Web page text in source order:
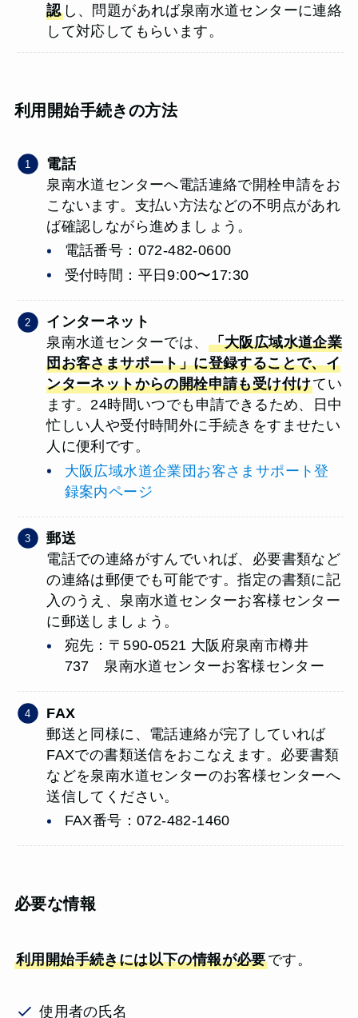
認し、問題があれば泉南水道センターに連絡
して対応してもらいます。
利用開始手続きの方法
電話
泉南水道センターへ電話連絡で開栓申請をお
こないます。支払い方法などの不明点があれ
ば確認しながら進めましょう。
電話番号：072-482-0600
受付時間：平日9:00〜17:30
インターネット
泉南水道センターでは、 「大阪広域水道企業
団お客さまサポート」に登録することで、イ
ンターネットからの開栓申請も受け付けてい
ます。24時間いつでも申請できるため、日中
忙しい人や受付時間外に手続きをすませたい
人に便利です。
大阪広域水道企業団お客さまサポート登
録案内ページ
郵送
電話での連絡がすんでいれば、必要書類など
の連絡は郵便でも可能です。指定の書類に記
入のうえ、泉南水道センターお客様センター
に郵送しましょう。
宛先：〒590-0521 大阪府泉南市樽井
737 泉南水道センターお客様センター
FAX
郵送と同様に、電話連絡が完了していれば
FAXでの書類送信をおこなえます。必要書類
などを泉南水道センターのお客様センターへ
送信してください。
FAX番号：072-482-1460
必要な情報
利用開始手続きには以下の情報が必要です。
使用者の氏名